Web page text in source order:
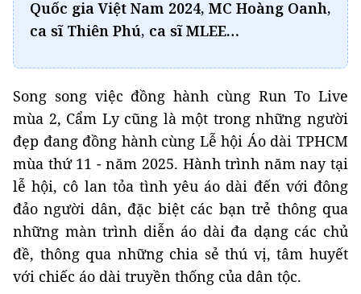
Quốc gia Việt Nam 2024, MC Hoàng Oanh,
ca sĩ Thiên Phú, ca sĩ MLEE…
Song song việc đồng hành cùng Run To Live
mùa 2, Cẩm Ly cũng là một trong những người
đẹp đang đồng hành cùng Lễ hội Áo dài TPHCM
mùa thứ 11 - năm 2025. Hành trình năm nay tại
lễ hội, cô lan tỏa tình yêu áo dài đến với đông
đảo người dân, đặc biệt các bạn trẻ thông qua
những màn trình diễn áo dài đa dạng các chủ
đề, thông qua những chia sẻ thú vị, tâm huyết
với chiếc áo dài truyền thống của dân tộc.